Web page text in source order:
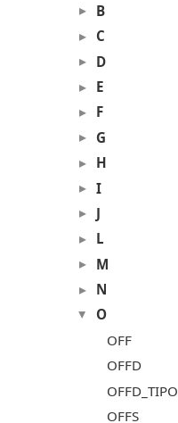
B
C
D
E
F
G
H
I
J
L
M
N
O
OFF
OFFD
OFFD_TIPO
OFFS